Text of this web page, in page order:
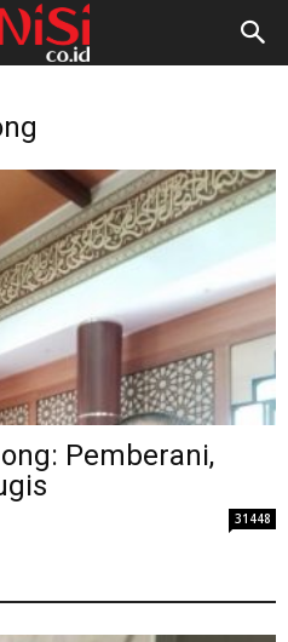
Pemberani,
31448